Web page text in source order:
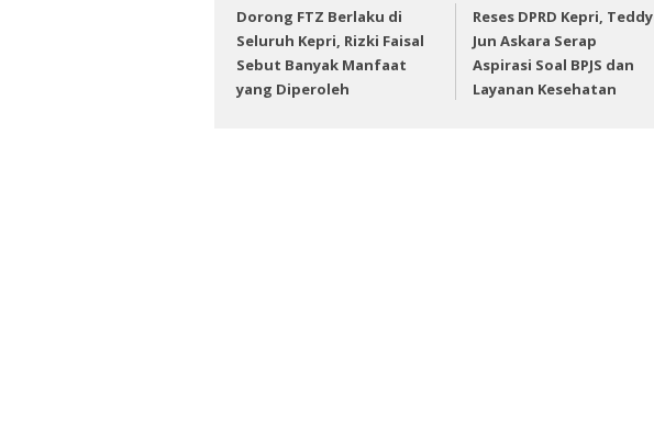
Dorong FTZ Berlaku di
Seluruh Kepri, Rizki Faisal
Sebut Banyak Manfaat
yang Diperoleh
Reses DPRD Kepri, Teddy
Jun Askara Serap
Aspirasi Soal BPJS dan
Layanan Kesehatan